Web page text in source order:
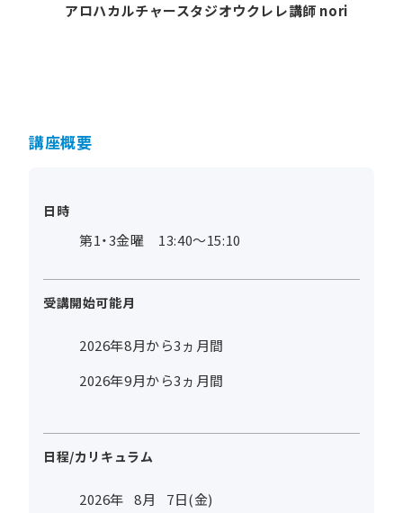
アロハカルチャースタジオウクレレ講師 nori
講座概要
日時
第1・3金曜 13:40～15:10
受講開始可能月
2026年8月から3ヵ月間
2026年9月から3ヵ月間
日程/カリキュラム
2026年 8月 7日(金)